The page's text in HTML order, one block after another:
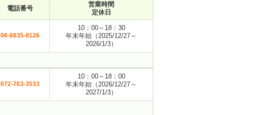
電話番号
営業時間
定休日
06-6835-8126
10：00～18：30
年末年始（2025/12/27～
2026/1/3）
072-763-3533
10：00～18：00
年末年始（2026/12/27～
2027/1/3）